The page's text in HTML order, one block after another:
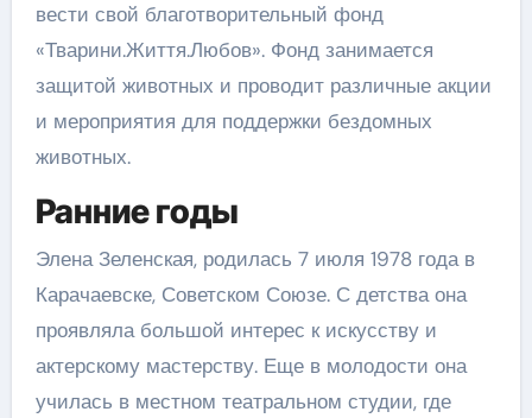
вести свой благотворительный фонд
«Тварини.Життя.Любов». Фонд занимается
защитой животных и проводит различные акции
и мероприятия для поддержки бездомных
животных.
Ранние годы
Элена Зеленская, родилась 7 июля 1978 года в
Карачаевске, Советском Союзе. С детства она
проявляла большой интерес к искусству и
актерскому мастерству. Еще в молодости она
училась в местном театральном студии, где